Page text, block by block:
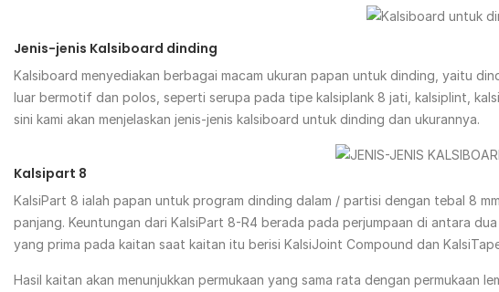
Jenis-jenis Kalsiboard dinding
Kalsiboard menyediakan berbagai macam ukuran papan untuk dinding, yaitu
luar bermotif dan polos, seperti serupa pada tipe kalsiplank 8 jati, kalsiplint,
sini kami akan menjelaskan jenis-jenis kalsiboard untuk dinding dan ukurannya.
Kalsipart 8
KalsiPart 8 ialah papan untuk program dinding dalam / partisi dengan tebal 8
panjang. Keuntungan dari KalsiPart 8-R4 berada pada perjumpaan di antara
yang prima pada kaitan saat kaitan itu berisi KalsiJoint Compound dan
Hasil kaitan akan menunjukkan permukaan yang sama rata dengan permukaan